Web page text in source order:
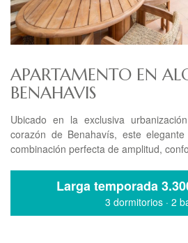
APARTAMENTO EN
BENAHAVIS
Ubicado en la exclusiva
corazón de Benahavís, este
combinación perfecta de amplitud,
Larga temporada
3 dormitorios · 2